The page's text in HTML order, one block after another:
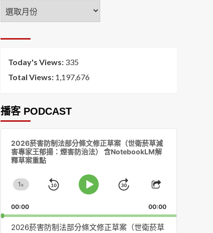
年
月
Today's Views: 335
Total Views: 1,197,676
播客 PODCAST
2026菸害防制法部分條文修正草案（世衛菸草減
害專家王郁揚：煙害防治法） 含NotebookLM解
釋草案重點
Change
Rate
1x
Skip Play
Jump
Forward
Share
Episode
00:00 00:00
2026菸害防制法部分條文修正草案（世衛菸草